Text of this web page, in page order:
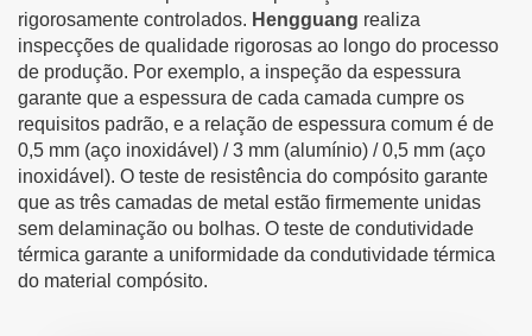
rigorosamente controlados. Hengguang realiza
inspecções de qualidade rigorosas ao longo do processo
de produção. Por exemplo, a inspeção da espessura
garante que a espessura de cada camada cumpre os
requisitos padrão, e a relação de espessura comum é de
0,5 mm (aço inoxidável) / 3 mm (alumínio) / 0,5 mm (aço
inoxidável). O teste de resistência do compósito garante
que as três camadas de metal estão firmemente unidas
sem delaminação ou bolhas. O teste de condutividade
térmica garante a uniformidade da condutividade térmica
do material compósito.